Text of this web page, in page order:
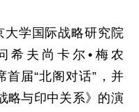
大学国际战略研究院
希夫尚卡尔•梅农
首届“北阁对话”，并
略与印中关系》的演